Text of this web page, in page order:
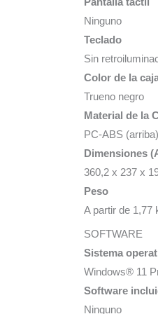
Ninguno
Teclado
Sin
Color de la
Trueno negro
Material de la
PC-ABS
Dimensiones
360,2 x 237 x
Peso
A partir de 1,77
SOFTWARE
Sistema
Windows® 11
Software
Ninguno